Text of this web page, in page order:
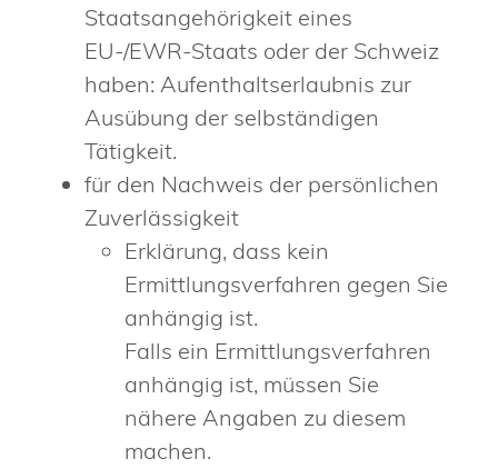
Staatsangehörigkeit eines
EU-/EWR-Staats oder der Schweiz
haben: Aufenthaltserlaubnis zur
Ausübung der selbständigen
Tätigkeit.
für den Nachweis der persönlichen
Zuverlässigkeit
Erklärung, dass kein
Ermittlungsverfahren gegen Sie
anhängig ist.
Falls ein Ermittlungsverfahren
anhängig ist, müssen Sie
nähere Angaben zu diesem
machen.